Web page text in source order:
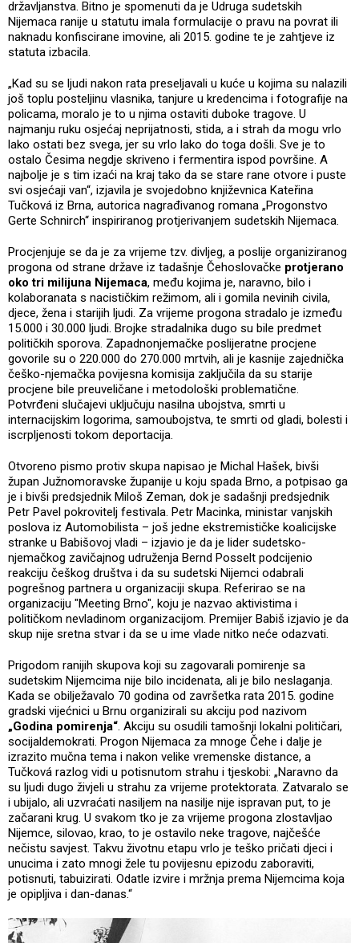
državljanstva. Bitno je spomenuti da je Udruga sudetskih
Nijemaca ranije u statutu imala formulacije o pravu na povrat ili
naknadu konfiscirane imovine, ali 2015. godine te je zahtjeve iz
statuta izbacila.
„Kad su se ljudi nakon rata preseljavali u kuće u kojima su nalazili
još toplu posteljinu vlasnika, tanjure u kredencima i fotografije na
policama, moralo je to u njima ostaviti duboke tragove. U
najmanju ruku osjećaj neprijatnosti, stida, a i strah da mogu vrlo
lako ostati bez svega, jer su vrlo lako do toga došli. Sve je to
ostalo Česima negdje skriveno i fermentira ispod površine. A
najbolje je s tim izaći na kraj tako da se stare rane otvore i puste
svi osjećaji van“, izjavila je svojedobno književnica Kateřina
Tučková iz Brna, autorica nagrađivanog romana „Progonstvo
Gerte Schnirch“ inspiriranog protjerivanjem sudetskih Nijemaca.
Procjenjuje se da je za vrijeme tzv. divljeg, a poslije organiziranog
progona od strane države iz tadašnje Čehoslovačke protjerano
oko tri milijuna Nijemaca, među kojima je, naravno, bilo i
kolaboranata s nacističkim režimom, ali i gomila nevinih civila,
djece, žena i starijih ljudi. Za vrijeme progona stradalo je između
15.000 i 30.000 ljudi. Brojke stradalnika dugo su bile predmet
političkih sporova. Zapadnonjemačke poslijeratne procjene
govorile su o 220.000 do 270.000 mrtvih, ali je kasnije zajednička
češko-njemačka povijesna komisija zaključila da su starije
procjene bile preuveličane i metodološki problematične.
Potvrđeni slučajevi uključuju nasilna ubojstva, smrti u
internacijskim logorima, samoubojstva, te smrti od gladi, bolesti i
iscrpljenosti tokom deportacija.
Otvoreno pismo protiv skupa napisao je Michal Hašek, bivši
župan Južnomoravske županije u koju spada Brno, a potpisao ga
je i bivši predsjednik Miloš Zeman, dok je sadašnji predsjednik
Petr Pavel pokrovitelj festivala. Petr Macinka, ministar vanjskih
poslova iz Automobilista – još jedne ekstremističke koalicijske
stranke u Babišovoj vladi – izjavio je da je lider sudetsko-
njemačkog zavičajnog udruženja Bernd Posselt podcijenio
reakciju češkog društva i da su sudetski Nijemci odabrali
pogrešnog partnera u organizaciji skupa. Referirao se na
organizaciju "Meeting Brno", koju je nazvao aktivistima i
političkom nevladinom organizacijom. Premijer Babiš izjavio je da
skup nije sretna stvar i da se u ime vlade nitko neće odazvati.
Prigodom ranijih skupova koji su zagovarali pomirenje sa
sudetskim Nijemcima nije bilo incidenata, ali je bilo neslaganja.
Kada se obilježavalo 70 godina od završetka rata 2015. godine
gradski vijećnici u Brnu organizirali su akciju pod nazivom
„Godina pomirenja“ . Akciju su osudili tamošnji lokalni političari,
socijaldemokrati. Progon Nijemaca za mnoge Čehe i dalje je
izrazito mučna tema i nakon velike vremenske distance, a
Tučková razlog vidi u potisnutom strahu i tjeskobi: „Naravno da
su ljudi dugo živjeli u strahu za vrijeme protektorata. Zatvaralo se
i ubijalo, ali uzvraćati nasiljem na nasilje nije ispravan put, to je
začarani krug. U svakom tko je za vrijeme progona zlostavljao
Nijemce, silovao, krao, to je ostavilo neke tragove, najčešće
nečistu savjest. Takvu životnu etapu vrlo je teško pričati djeci i
unucima i zato mnogi žele tu povijesnu epizodu zaboraviti,
potisnuti, tabuizirati. Odatle izvire i mržnja prema Nijemcima koja
je opipljiva i dan-danas.“